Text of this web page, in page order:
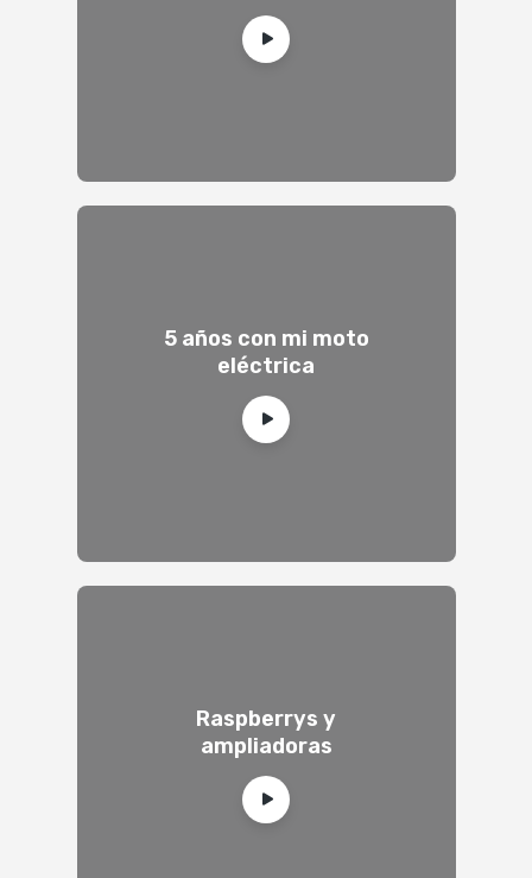
5 años con mi moto
eléctrica
Raspberrys y
ampliadoras